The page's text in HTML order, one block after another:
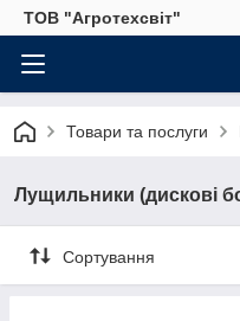
ТОВ "Агротехсвіт"
Товари та послуги
Лущильники (дискові
Сортування